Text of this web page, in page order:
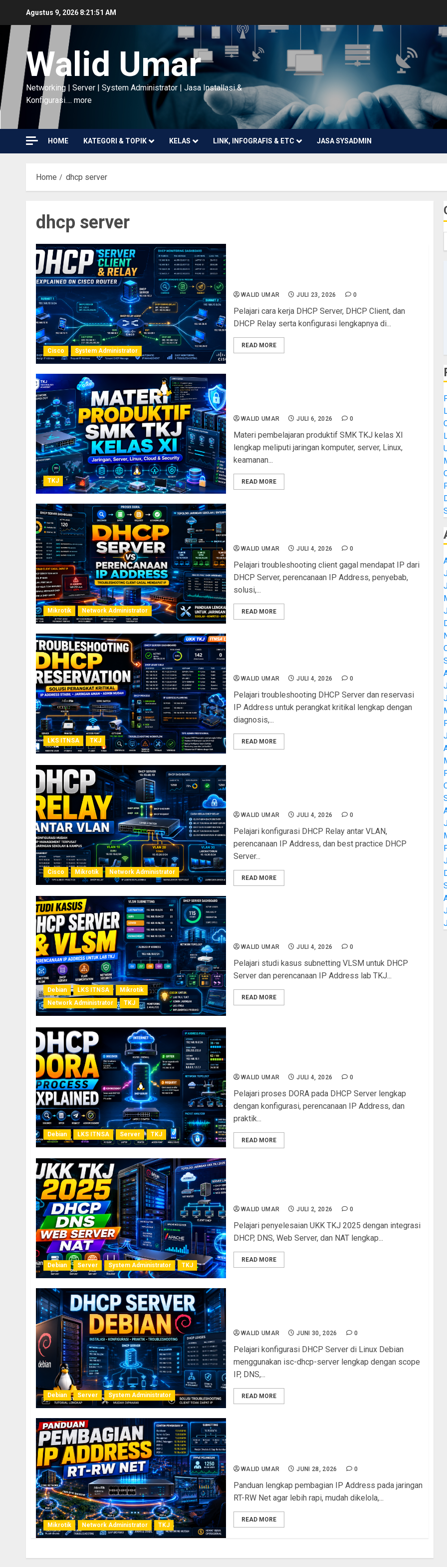
content
Agustus 9, 2026 8:21:52 AM
Walid Umar
Networking | Server | System Administrator | Jasa Installasi &
Konfigurasi…. more
HOME KATEGORI & TOPIK KELAS LINK, INFOGRAFIS & ETC JASA SYSADMIN
Home dhcp server
dhcp server
Cisco System Administrator
WALID UMAR JULI 23, 2026 0
Pelajari cara kerja DHCP Server, DHCP Client, dan
DHCP Relay serta konfigurasi lengkapnya di...
READ MORE
TKJ
WALID UMAR JULI 6, 2026 0
Materi pembelajaran produktif SMK TKJ kelas XI
lengkap meliputi jaringan komputer, server, Linux,
keamanan...
READ MORE
Mikrotik Network Administrator
WALID UMAR JULI 4, 2026 0
Pelajari troubleshooting client gagal mendapat IP dari
DHCP Server, perencanaan IP Address, penyebab,
solusi,...
READ MORE
LKS ITNSA TKJ
WALID UMAR JULI 4, 2026 0
Pelajari troubleshooting DHCP Server dan reservasi
IP Address untuk perangkat kritikal lengkap dengan
diagnosis,...
READ MORE
Cisco Mikrotik Network Administrator
WALID UMAR JULI 4, 2026 0
Pelajari konfigurasi DHCP Relay antar VLAN,
perencanaan IP Address, dan best practice DHCP
Server...
READ MORE
Debian LKS ITNSA
Mikrotik
Network Administrator
TKJ
WALID UMAR JULI 4, 2026 0
Pelajari studi kasus subnetting VLSM untuk DHCP
Server dan perencanaan IP Address lab TKJ...
READ MORE
Debian LKS ITNSA Server TKJ
WALID UMAR JULI 4, 2026 0
Pelajari proses DORA pada DHCP Server lengkap
dengan konfigurasi, perencanaan IP Address, dan
praktik...
READ MORE
Debian Server System Administrator TKJ
WALID UMAR JULI 2, 2026 0
Pelajari penyelesaian UKK TKJ 2025 dengan integrasi
DHCP, DNS, Web Server, dan NAT lengkap...
READ MORE
Debian Server System Administrator
WALID UMAR JUNI 30, 2026 0
Pelajari konfigurasi DHCP Server di Linux Debian
menggunakan isc-dhcp-server lengkap dengan scope
IP, DNS,...
READ MORE
Mikrotik Network Administrator TKJ
WALID UMAR JUNI 28, 2026 0
Panduan lengkap pembagian IP Address pada jaringan
RT-RW Net agar lebih rapi, mudah dikelola,...
READ MORE